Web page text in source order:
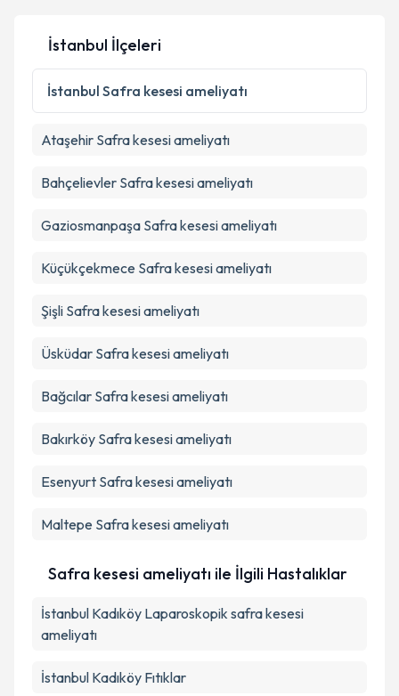
Kişisel verilerimin işlenmesine ilişkinAydınlatma
Metni
'ni okudum ve kişisel verilerimin belirtilen
kapsamda işlenmesini kabul ediyorum.
İstanbul İlçeleri
İstanbul Safra kesesi ameliyatı
Ataşehir Safra kesesi ameliyatı
Bahçelievler Safra kesesi ameliyatı
Gaziosmanpaşa Safra kesesi ameliyatı
Küçükçekmece Safra kesesi ameliyatı
Şişli Safra kesesi ameliyatı
Üsküdar Safra kesesi ameliyatı
Bağcılar Safra kesesi ameliyatı
Bakırköy Safra kesesi ameliyatı
Esenyurt Safra kesesi ameliyatı
Maltepe Safra kesesi ameliyatı
Safra kesesi ameliyatı ile İlgili Hastalıklar
İstanbul Kadıköy Laparoskopik safra kesesi
ameliyatı
İstanbul Kadıköy Fıtıklar